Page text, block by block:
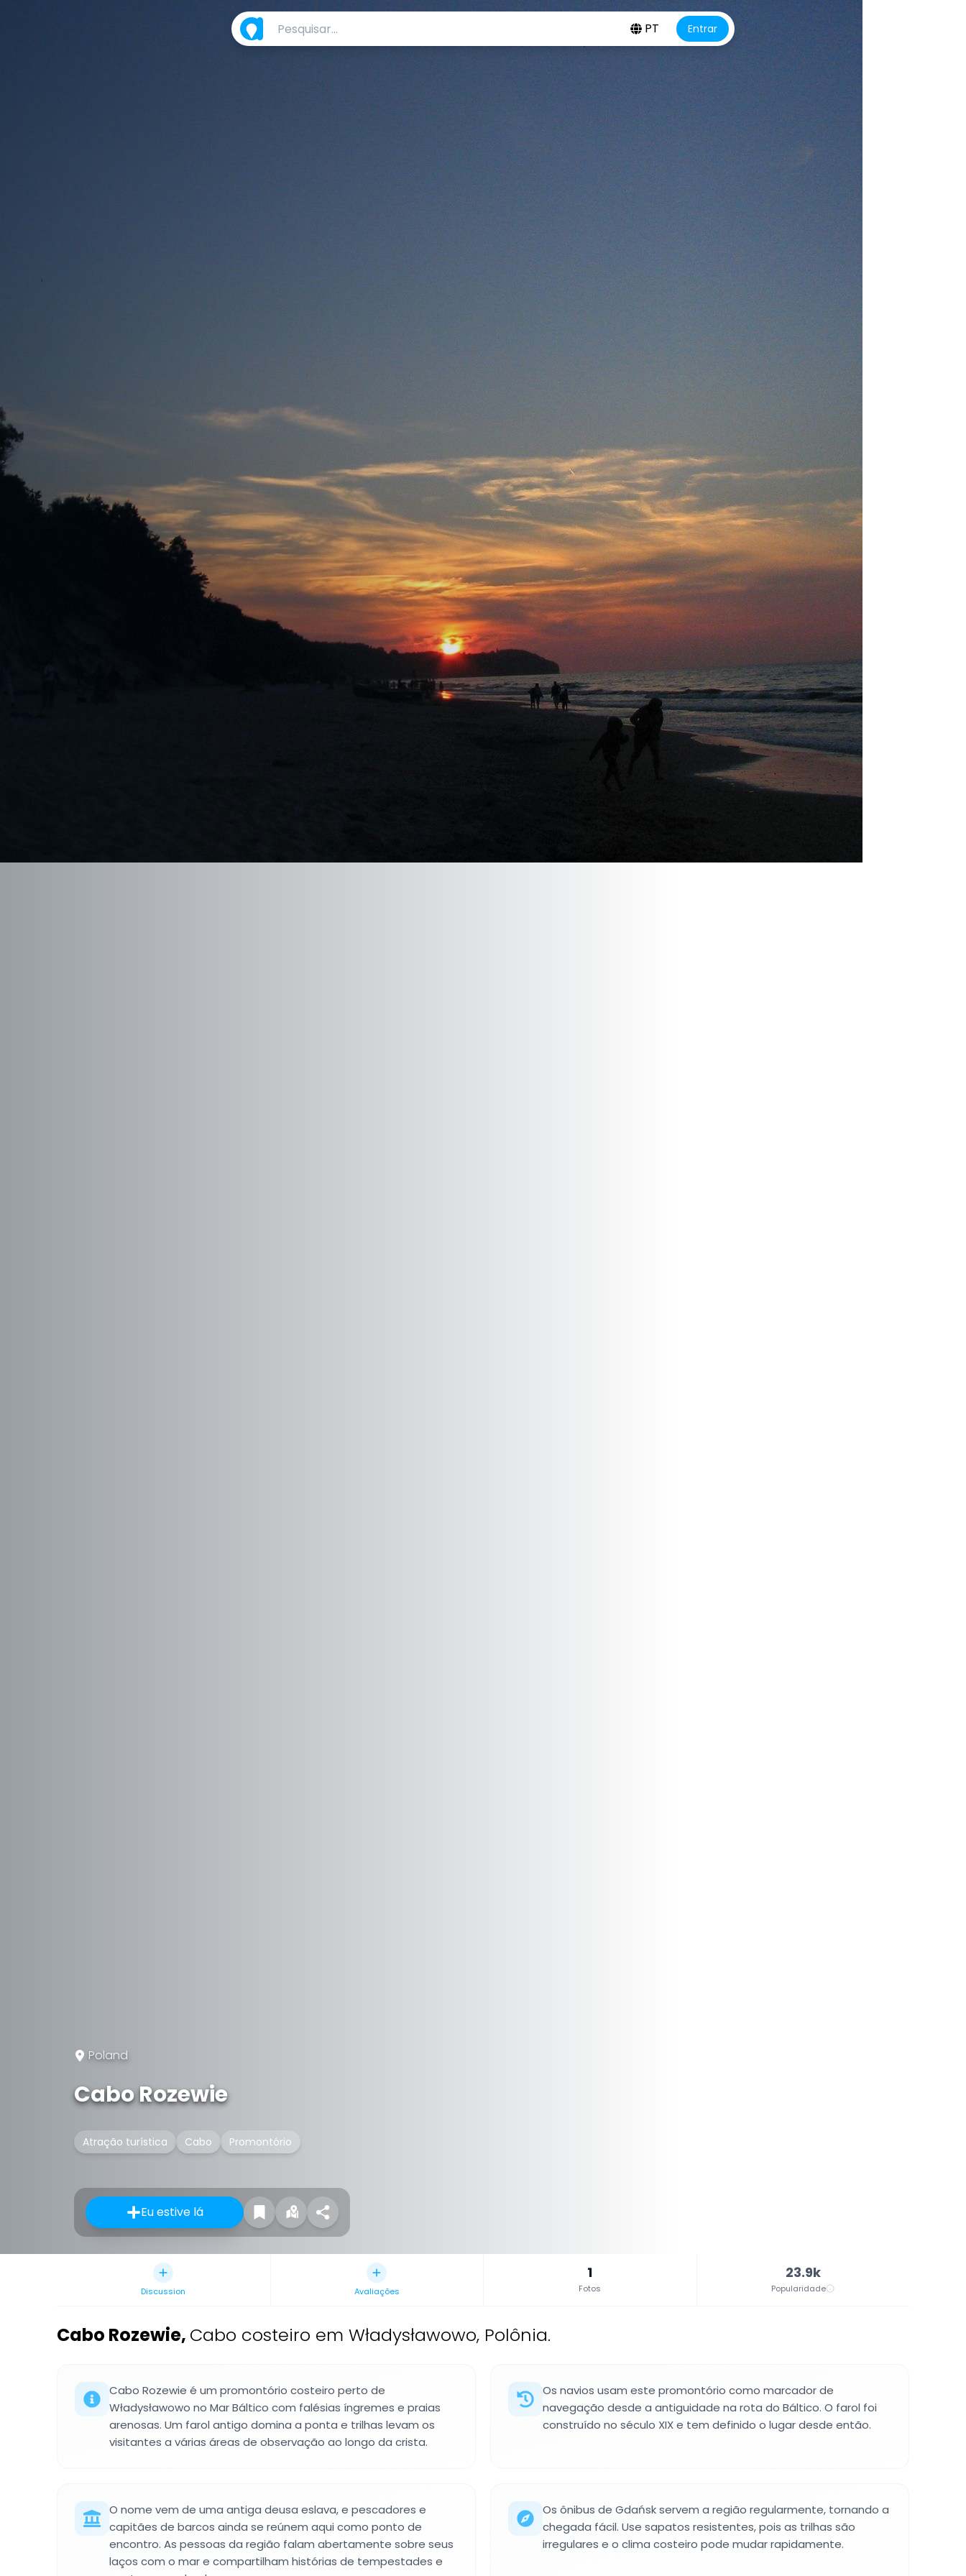
PT Entrar
Poland
Cabo Rozewie
Atração turística Cabo Promontório
Eu estive lá
Discussion Avaliações
1
Fotos
23.9k
Popularidade
Cabo Rozewie, Cabo costeiro em Władysławowo, Polônia.
Cabo Rozewie é um promontório costeiro perto de
Władysławowo no Mar Báltico com falésias íngremes e praias
arenosas. Um farol antigo domina a ponta e trilhas levam os
visitantes a várias áreas de observação ao longo da crista.
Os navios usam este promontório como marcador de
navegação desde a antiguidade na rota do Báltico. O farol foi
construído no século XIX e tem definido o lugar desde então.
O nome vem de uma antiga deusa eslava, e pescadores e
capitães de barcos ainda se reúnem aqui como ponto de
encontro. As pessoas da região falam abertamente sobre seus
laços com o mar e compartilham histórias de tempestades e
Os ônibus de Gdańsk servem a região regularmente, tornando a
chegada fácil. Use sapatos resistentes, pois as trilhas são
irregulares e o clima costeiro pode mudar rapidamente.